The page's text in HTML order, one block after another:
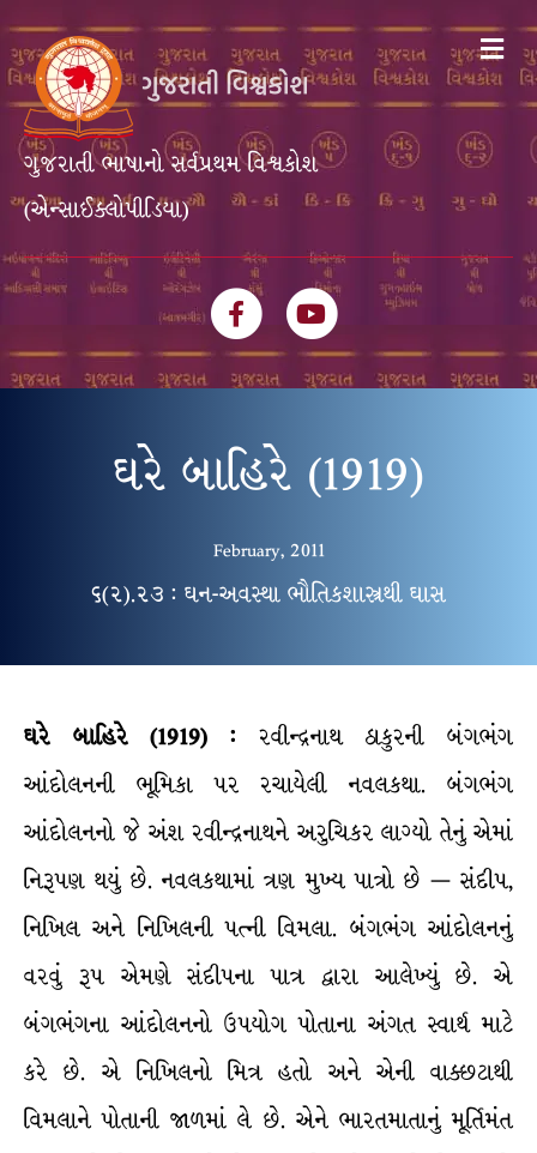
ગુજરાતી ભાષાનો સર્વપ્રથમ વિશ્વકોશ
(એન્સાઈક્લોપીડિયા)
FacebookYoutube
ઘરે બાહિરે (1919)
February, 2011
૬(૨).૨૩ : ઘન-અવસ્થા ભૌતિકશાસ્ત્રથી ઘાસ
ઘરે બાહિરે (1919) : રવીન્દ્રનાથ ઠાકુરની બંગભંગ
આંદોલનની ભૂમિકા પર રચાયેલી નવલકથા. બંગભંગ
આંદોલનનો જે અંશ રવીન્દ્રનાથને અરુચિકર લાગ્યો તેનું એમાં
નિરૂપણ થયું છે. નવલકથામાં ત્રણ મુખ્ય પાત્રો છે — સંદીપ,
નિખિલ અને નિખિલની પત્ની વિમલા. બંગભંગ આંદોલનનું
વરવું રૂપ એમણે સંદીપના પાત્ર દ્વારા આલેખ્યું છે. એ
બંગભંગના આંદોલનનો ઉપયોગ પોતાના અંગત સ્વાર્થ માટે
કરે છે. એ નિખિલનો મિત્ર હતો અને એની વાક્છટાથી
વિમલાને પોતાની જાળમાં લે છે. એને ભારતમાતાનું મૂર્તિમંત